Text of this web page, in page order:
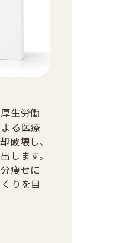
生労働
る医療
破壊し、
します。
痩せに
りを目